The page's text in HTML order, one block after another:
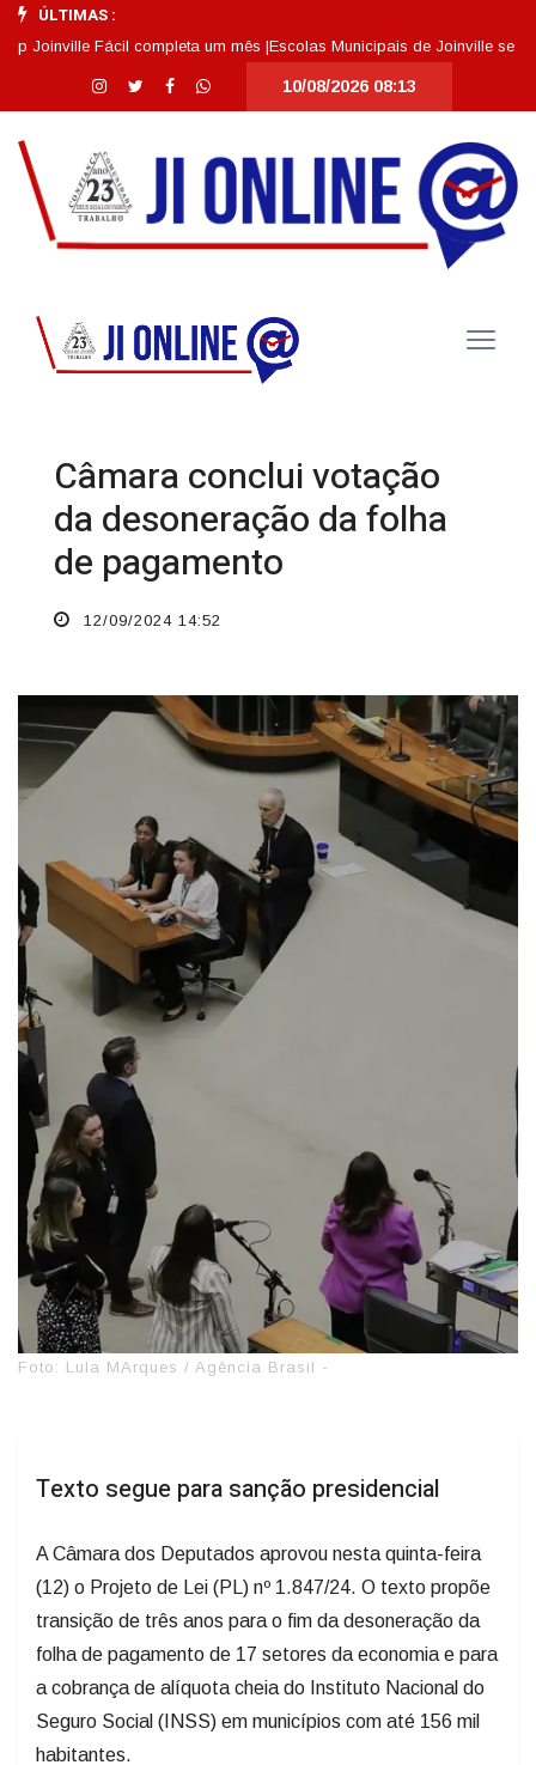
ÚLTIMAS :
Fácil completa um mês | Escolas Municipais de Joinville se
10/08/2026 08:13
Câmara conclui votação
da desoneração da folha
de pagamento
12/09/2024 14:52
Foto: Lula MArques / Agência Brasil -
Texto segue para sanção presidencial
A Câmara dos Deputados aprovou nesta quinta-feira
(12) o Projeto de Lei (PL) nº 1.847/24. O texto propõe
transição de três anos para o fim da desoneração da
folha de pagamento de 17 setores da economia e para
a cobrança de alíquota cheia do Instituto Nacional do
Seguro Social (INSS) em municípios com até 156 mil
habitantes.